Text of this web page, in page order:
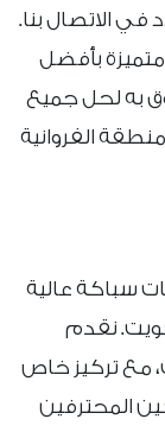
في الاتصال بنا.
بأفضل
به لحل جميع
الفروانية
سباكة عالية
نقدم
مع تركيز خاص
المحترفين